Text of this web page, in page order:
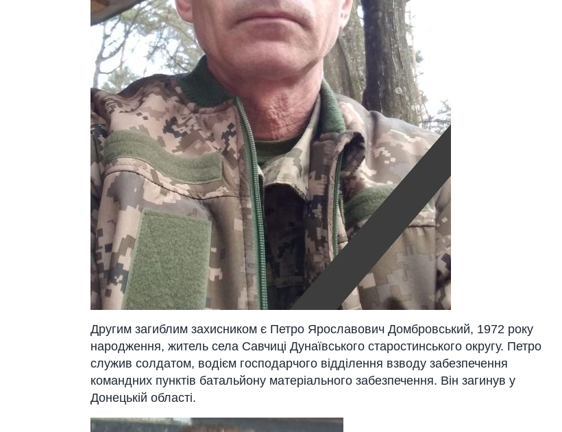
Другим загиблим захисником є Петро Ярославович Домбровський, 1972 року
народження, житель села Савчиці Дунаївського старостинського округу. Петро
служив солдатом, водієм господарчого відділення взводу забезпечення
командних пунктів батальйону матеріального забезпечення. Він загинув у
Донецькій області.